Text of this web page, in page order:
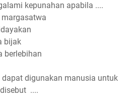
kepunahan apabila ....
bijak
berlebihan
digunakan manusia untuk
....